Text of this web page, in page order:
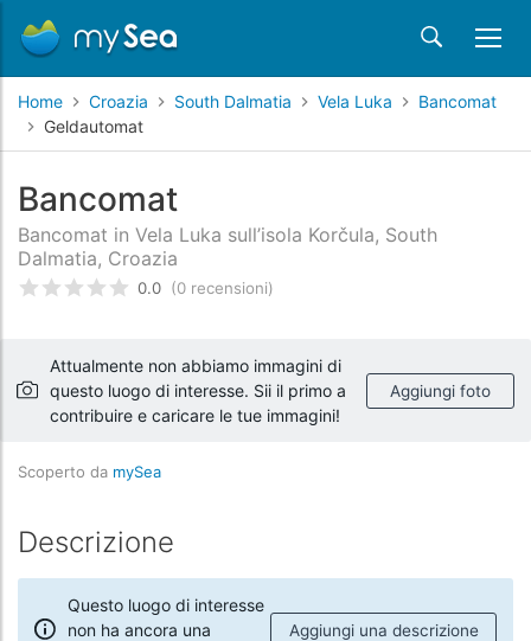
Home Croazia South Dalmatia Vela Luka
Bancomat
Geldautomat
Bancomat
Bancomat in Vela Luka sull’isola Korčula, South
Dalmatia, Croazia
Valutato0/5 basata surecensioni dei clienti
0.0 (0 recensioni)
Attualmente non abbiamo immagini di
questo luogo di interesse. Sii il primo a
contribuire e caricare le tue immagini!
Aggiungi foto
Scoperto da mySea
Descrizione
Questo luogo di interesse
non ha ancora una
Aggiungi una descrizione